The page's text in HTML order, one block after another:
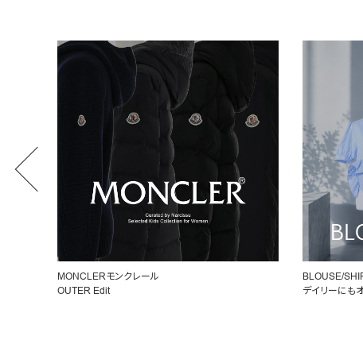
MONCLERモンクレール
OUTER Edit
BLOUSE/
デイリーにも